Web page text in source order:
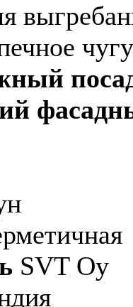
SVT Oy